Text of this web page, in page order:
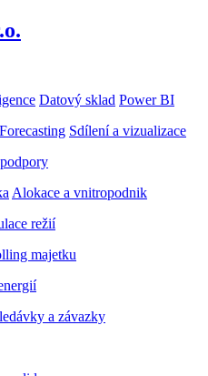
Datový sklad Power BI
Forecasting Sdílení a vizualizace
Alokace a vnitropodnik
režií
majetku
a závazky